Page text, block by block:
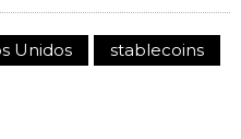
Unidos stablecoins